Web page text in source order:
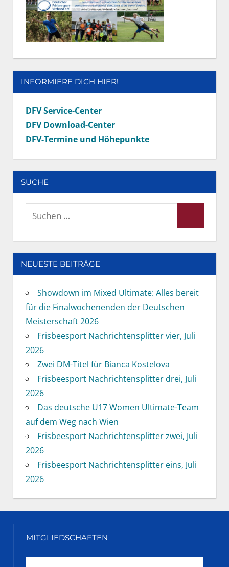
INFORMIERE DICH HIER!
DFV Service-Center
DFV Download-Center
DFV-Termine und Höhepunkte
SUCHE
Suchen
NEUESTE BEITRÄGE
Showdown im Mixed Ultimate: Alles bereit
für die Finalwochenenden der Deutschen
Meisterschaft 2026
Frisbeesport Nachrichtensplitter vier, Juli
2026
Zwei DM-Titel für Bianca Kostelova
Frisbeesport Nachrichtensplitter drei, Juli
2026
Das deutsche U17 Women Ultimate-Team
auf dem Weg nach Wien
Frisbeesport Nachrichtensplitter zwei, Juli
2026
Frisbeesport Nachrichtensplitter eins, Juli
2026
MITGLIEDSCHAFTEN